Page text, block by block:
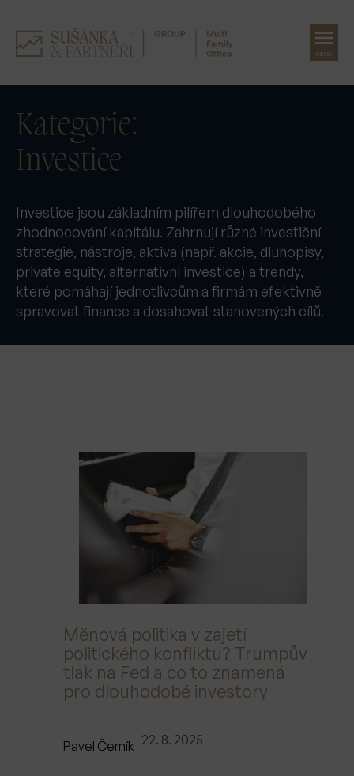
obsah
MENU
Kategorie:
Investice
Investice jsou základním pilířem dlouhodobého
zhodnocování kapitálu. Zahrnují různé investiční
strategie, nástroje, aktiva (např. akcie, dluhopisy,
private equity, alternativní investice) a trendy,
které pomáhají jednotlivcům a firmám efektivně
spravovat finance a dosahovat stanovených cílů.
Měnová politika v zajetí
politického konfliktu? Trumpův
tlak na Fed a co to znamená
pro dlouhodobé investory
Pavel Černík 22. 8. 2025